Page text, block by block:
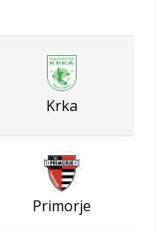
Krka
Primorje